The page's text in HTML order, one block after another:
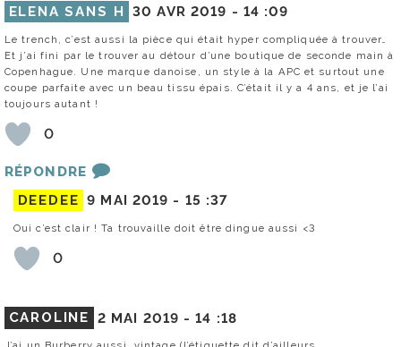
ELENA SANS H 30 AVR 2019 - 14 :09
Le trench, c’est aussi la pièce qui était hyper compliquée à trouver…
Et j’ai fini par le trouver au détour d’une boutique de seconde main à
Copenhague. Une marque danoise, un style à la APC et surtout une
coupe parfaite avec un beau tissu épais. C’était il y a 4 ans, et je l’ai
toujours autant !
0
RÉPONDRE
DEEDEE 9 MAI 2019 - 15 :37
Oui c’est clair ! Ta trouvaille doit être dingue aussi <3
0
CAROLINE 2 MAI 2019 -14 :18